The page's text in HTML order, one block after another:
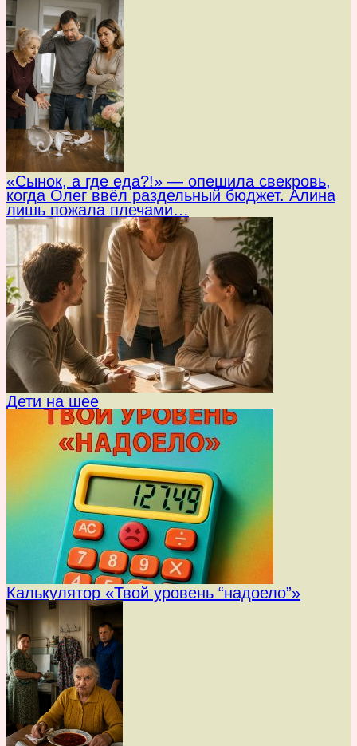
«Сынок, а где еда?!» — опешила свекровь,
когда Олег ввёл раздельный бюджет. Алина
лишь пожала плечами…
Дети на шее
Калькулятор «Твой уровень “надоело”»